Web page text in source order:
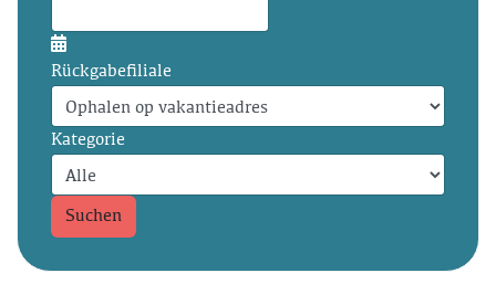
Rückgabefiliale
Kategorie
Suchen